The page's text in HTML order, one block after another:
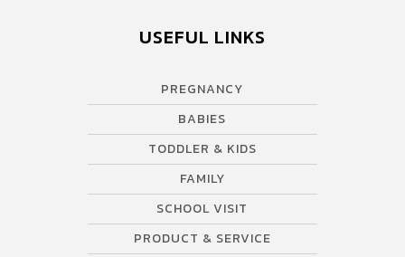
USEFUL LINKS
PREGNANCY
BABIES
TODDLER & KIDS
FAMILY
SCHOOL VISIT
PRODUCT & SERVICE